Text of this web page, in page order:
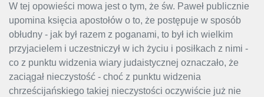
W tej opowieści mowa jest o tym, że św. Paweł publicznie
upomina księcia apostołów o to, że postępuje w sposób
obłudny - jak był razem z poganami, to był ich wielkim
przyjacielem i uczestniczył w ich życiu i posiłkach z nimi -
co z punktu widzenia wiary judaistycznej oznaczało, że
zaciągał nieczystość - choć z punktu widzenia
chrześcijańskiego takiej nieczystości oczywiście już nie